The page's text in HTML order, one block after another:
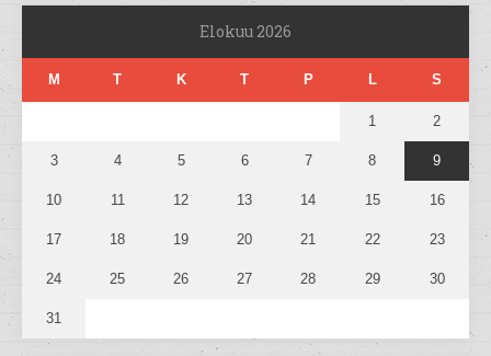
Elokuu 2026
M T K T P L S
1 2
3 4 5 6 7 8 9
10 11 12 13 14 15 16
17 18 19 20 21 22 23
24 25 26 27 28 29 30
31